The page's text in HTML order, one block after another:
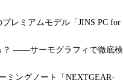
レミアムモデル「JINS PC for
？ ――サーモグラフィで徹底検
ミングノート「NEXTGEAR-